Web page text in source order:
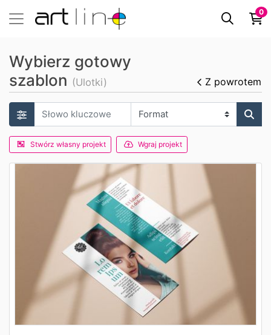
0
Wybierz gotowy
szablon (Ulotki) Z powrotem
Stwórz własny projekt Wgraj projekt